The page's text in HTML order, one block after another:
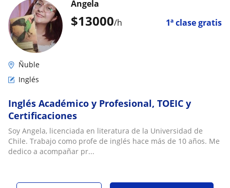
$13000/h 1ª clase gratis
Angela
Ñuble
Inglés
Inglés Académico y Profesional, TOEIC y
Certificaciones
Soy Angela, licenciada en literatura de la Universidad de
Chile. Trabajo como profe de inglés hace más de 10 años. Me
dedico a acompañar pr...